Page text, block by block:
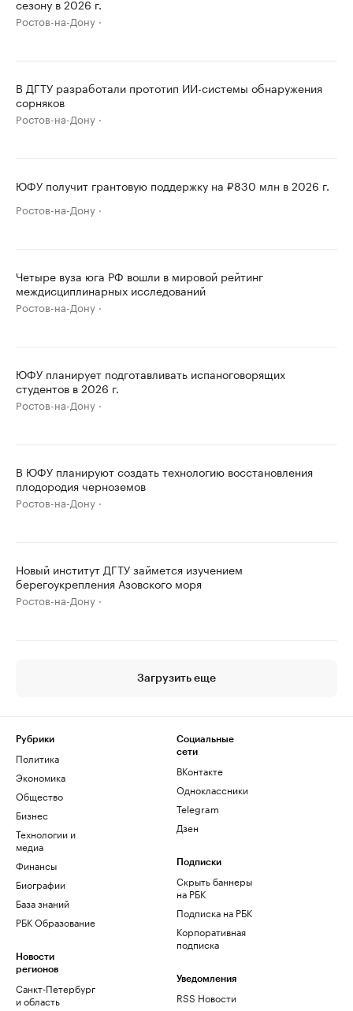
сезону в 2026 г.
Ростов-на-Дону
В ДГТУ разработали прототип ИИ-системы обнаружения
сорняков
Ростов-на-Дону
ЮФУ получит грантовую поддержку на ₽830 млн в 2026 г.
Ростов-на-Дону
Четыре вуза юга РФ вошли в мировой рейтинг
междисциплинарных исследований
Ростов-на-Дону
ЮФУ планирует подготавливать испаноговорящих
студентов в 2026 г.
Ростов-на-Дону
В ЮФУ планируют создать технологию восстановления
плодородия черноземов
Ростов-на-Дону
Новый институт ДГТУ займется изучением
берегоукрепления Азовского моря
Ростов-на-Дону
Загрузить еще
Рубрики
Политика
Экономика
Общество
Бизнес
Технологии и
медиа
Финансы
Биографии
База знаний
РБК Образование
Новости
регионов
Санкт-Петербург
и область
Социальные
сети
ВКонтакте
Одноклассники
Telegram
Дзен
Подписки
Скрыть баннеры
на РБК
Подписка на РБК
Корпоративная
подписка
Уведомления
RSS Новости